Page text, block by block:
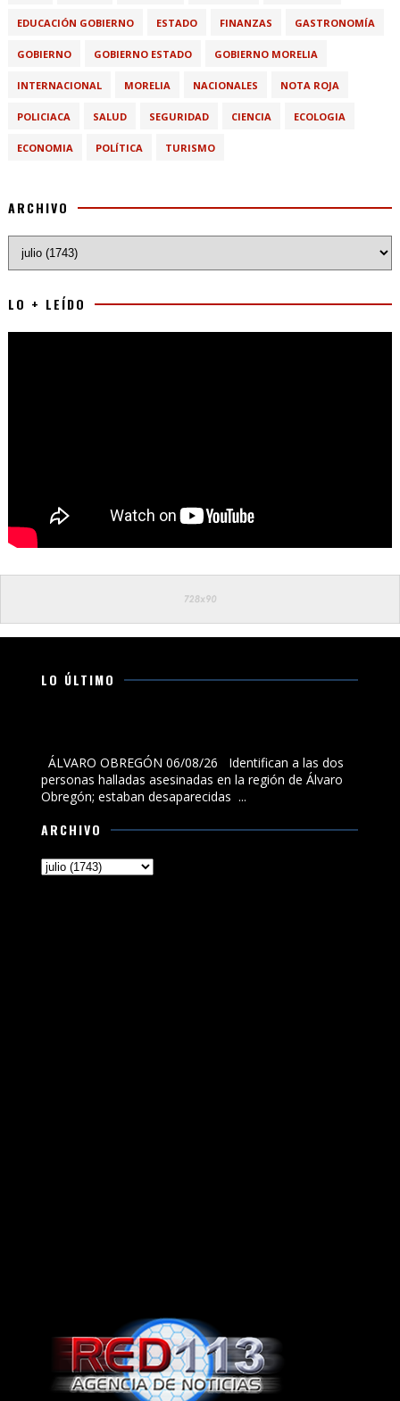
EDUCACIÓN GOBIERNO ESTADO FINANZAS GASTRONOMÍA
GOBIERNO GOBIERNO ESTADO GOBIERNO MORELIA
INTERNACIONAL MORELIA NACIONALES NOTA ROJA
POLICIACA SALUD SEGURIDAD CIENCIA ECOLOGIA
ECONOMIA POLÍTICA TURISMO
ARCHIVO
LO + LEÍDO
LO ÚLTIMO
ÁLVARO OBREGÓN 06/08/26 Identifican a las dos
personas halladas asesinadas en la región de Álvaro
Obregón; estaban desaparecidas ...
ARCHIVO